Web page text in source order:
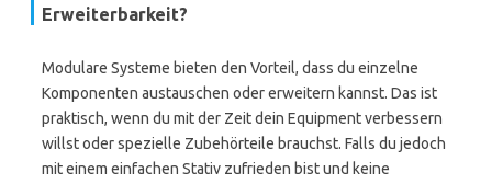
Erweiterbarkeit?
Modulare Systeme bieten den Vorteil, dass du einzelne
Komponenten austauschen oder erweitern kannst. Das ist
praktisch, wenn du mit der Zeit dein Equipment verbessern
willst oder spezielle Zubehörteile brauchst. Falls du jedoch
mit einem einfachen Stativ zufrieden bist und keine